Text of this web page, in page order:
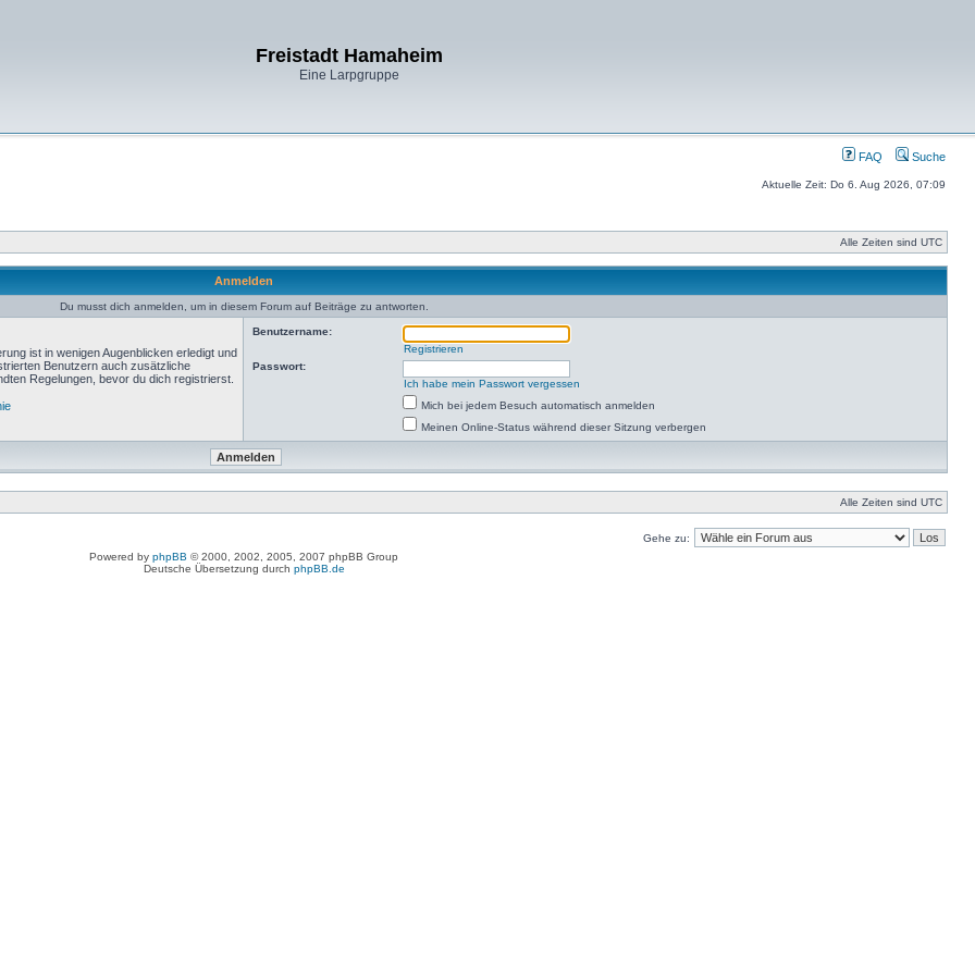
Freistadt Hamaheim
Eine Larpgruppe
FAQ Suche
Aktuelle Zeit: Do 6. Aug 2026, 07:09
Alle Zeiten sind UTC
Anmelden
Du musst dich anmelden, um in diesem Forum auf Beiträge zu antworten.
ist in wenigen Augenblicken erledigt und
Benutzern auch zusätzliche
Regelungen, bevor du dich registrierst.
Benutzername:
Registrieren
Passwort:
Ich habe mein Passwort vergessen
Mich bei jedem Besuch automatisch anmelden
Meinen Online-Status während dieser Sitzung verbergen
Alle Zeiten sind UTC
Gehe zu:
Powered by phpBB © 2000, 2002, 2005, 2007 phpBB Group
Deutsche Übersetzung durch phpBB.de